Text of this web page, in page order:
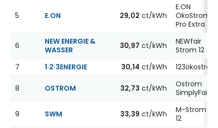
5 E.ON 29,02 ct/kWh
E.ON
ÖkoStrom
Pro Extra 12
6
NEW ENERGIE &
WASSER
30,97 ct/kWh
NEWfair
Strom 12
7
1·2·3ENERGIE 30,14 ct/kWh 123ökostrom
8 OSTROM 32,73 ct/kWh
Ostrom
SimplyFair
9 SWM 33,39 ct/kWh
M-Strom Fix
12